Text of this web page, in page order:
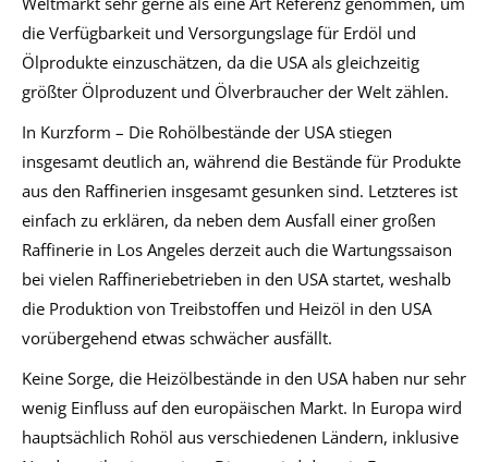
die Verfügbarkeit und Versorgungslage für Erdöl und
Ölprodukte einzuschätzen, da die USA als gleichzeitig
größter Ölproduzent und Ölverbraucher der Welt zählen.
In Kurzform – Die Rohölbestände der USA stiegen
insgesamt deutlich an, während die Bestände für Produkte
aus den Raffinerien insgesamt gesunken sind. Letzteres ist
einfach zu erklären, da neben dem Ausfall einer großen
Raffinerie in Los Angeles derzeit auch die Wartungssaison
bei vielen Raffineriebetrieben in den USA startet, weshalb
die Produktion von Treibstoffen und Heizöl in den USA
vorübergehend etwas schwächer ausfällt.
Keine Sorge, die Heizölbestände in den USA haben nur sehr
wenig Einfluss auf den europäischen Markt. In Europa wird
hauptsächlich Rohöl aus verschiedenen Ländern, inklusive